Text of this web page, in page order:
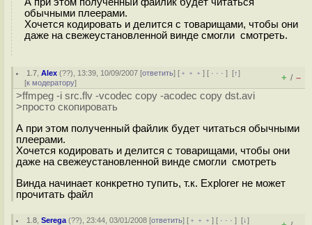
обычными плеерами.
Хочется кодировать и делится с товарищами, чтобы они
даже на свежеустановленной винде смогли смотреть.
1.7 ,Alex (??), 13:39, 10/09/2007 [ответить] [ ﹢﹢﹢] [ · · ·][↑]
[к модератору] + / –
>ffmpeg -i src.flv -vcodec copy -acodec copy dst.avi
>просто скопировать
А при этом полученный файлик будет читаться обычными
плеерами.
Хочется кодировать и делится с товарищами, чтобы они
даже на свежеустановленной винде смогли смотреть
Винда начинает конкретно тупить, т.к. Explorer не может
прочитать файл
1.8 ,Serega (??), 23:44, 03/01/2008 [ответить] [ ﹢﹢﹢] [ · · ·][↓]